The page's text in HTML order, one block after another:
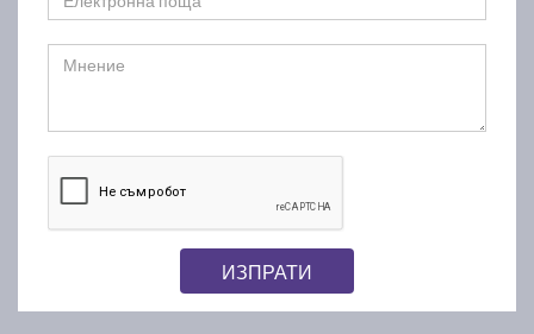
ИЗПРАТИ